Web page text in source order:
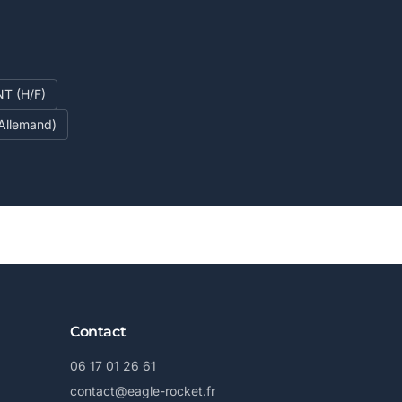
(H/F)
Contact
06 17 01 26 61
contact@eagle-rocket.fr